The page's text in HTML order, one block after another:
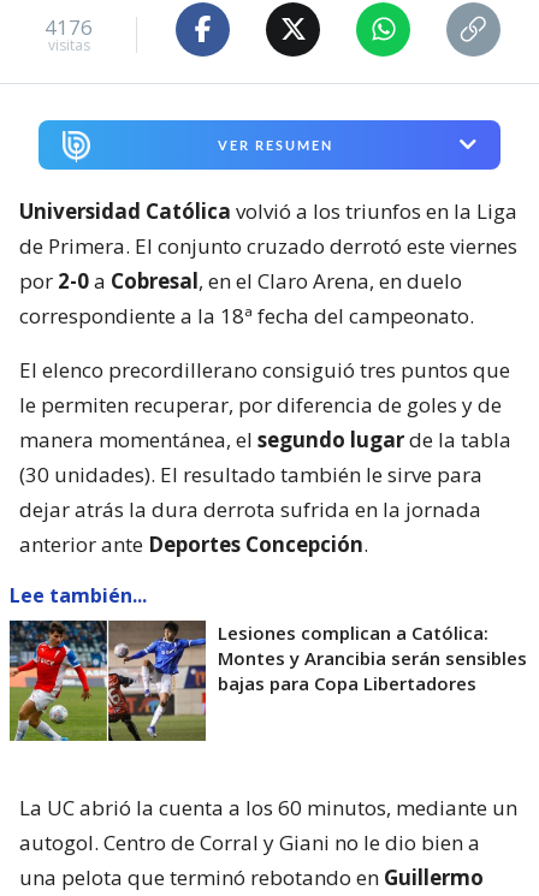
4176
visitas
VER RESUMEN
Universidad Católica volvió a los triunfos en la Liga
de Primera. El conjunto cruzado derrotó este viernes
por 2-0a Cobresal, en el Claro Arena, en duelo
correspondiente a la 18ª fecha del campeonato.
El elenco precordillerano consiguió tres puntos que
le permiten recuperar, por diferencia de goles y de
manera momentánea, el segundo lugarde la tabla
(30 unidades). El resultado también le sirve para
dejar atrás la dura derrota sufrida en la jornada
anterior ante Deportes Concepción.
Lee también...
Lesiones complican a Católica:
Montes y Arancibia serán sensibles
bajas para Copa Libertadores
La UC abrió la cuenta a los 60 minutos, mediante un
autogol. Centro de Corral y Giani no le dio bien a
una pelota que terminó rebotando en Guillermo